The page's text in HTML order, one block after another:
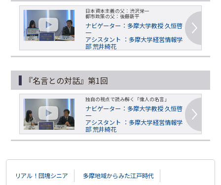
日本資本主義の父：渋沢栄一
都市政策の父：後藤新平
ナビゲーター：多摩大学教授 久恒啓
一
アシスタント ：多摩大学経営情報学
部 荒井綺花
『名言との対話』第1回
独自の視点で読み解く「偉人の名言」
ナビゲーター：多摩大学教授 久恒啓
一
アシスタント ：多摩大学経営情報学
部 荒井綺花
リアル！団塊シニア
多摩地域からみた江戸時代